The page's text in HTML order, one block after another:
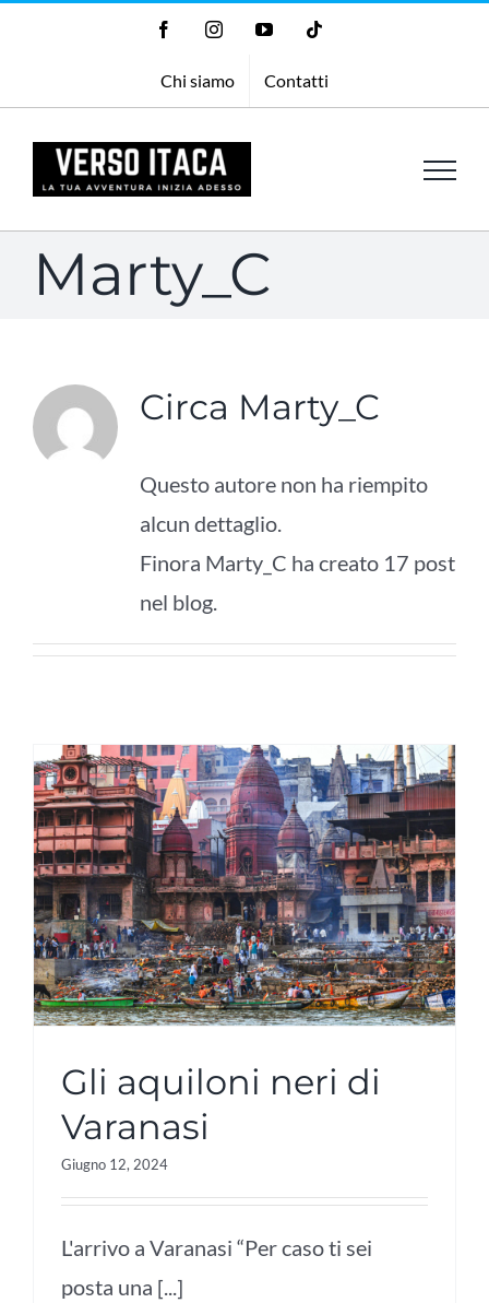
FacebookInstagramYouTube
Chi siamo Contatti
Marty_C
Circa Marty_C
Questo autore non ha riempito
alcun dettaglio.
Finora Marty_C ha creato 17 post
nel blog.
Gli aquiloni neri di
Varanasi
Giugno 12, 2024
L'arrivo a Varanasi “Per caso ti sei
posta una [...]